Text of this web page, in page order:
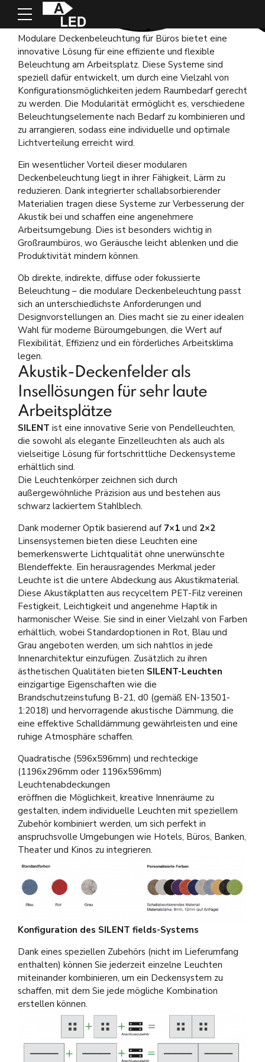
Akustikleuchten
Modulare Deckenbeleuchtung für Büros bietet eine
innovative Lösung für eine effiziente und flexible
Beleuchtung am Arbeitsplatz. Diese Systeme sind
speziell dafür entwickelt, um durch eine Vielzahl von
Konfigurationsmöglichkeiten jedem Raumbedarf gerecht
zu werden. Die Modularität ermöglicht es, verschiedene
Beleuchtungselemente nach Bedarf zu kombinieren und
zu arrangieren, sodass eine individuelle und optimale
Lichtverteilung erreicht wird.
Ein wesentlicher Vorteil dieser modularen
Deckenbeleuchtung liegt in ihrer Fähigkeit, Lärm zu
reduzieren. Dank integrierter schallabsorbierender
Materialien tragen diese Systeme zur Verbesserung der
Akustik bei und schaffen eine angenehmere
Arbeitsumgebung. Dies ist besonders wichtig in
Großraumbüros, wo Geräusche leicht ablenken und die
Produktivität mindern können.
Ob direkte, indirekte, diffuse oder fokussierte
Beleuchtung – die modulare Deckenbeleuchtung passt
sich an unterschiedlichste Anforderungen und
Designvorstellungen an. Dies macht sie zu einer idealen
Wahl für moderne Büroumgebungen, die Wert auf
Flexibilität, Effizienz und ein förderliches Arbeitsklima
legen.
Akustik-Deckenfelder als
Insellösungen für sehr laute
Arbeitsplätze
SILENT ist eine innovative Serie von Pendelleuchten,
die sowohl als elegante Einzelleuchten als auch als
vielseitige Lösung für fortschrittliche Deckensysteme
erhältlich sind.
Die Leuchtenkörper zeichnen sich durch
außergewöhnliche Präzision aus und bestehen aus
schwarz lackiertem Stahlblech.
Dank moderner Optik basierend auf 7×1 und 2×2
Linsensystemen bieten diese Leuchten eine
bemerkenswerte Lichtqualität ohne unerwünschte
Blendeffekte. Ein herausragendes Merkmal jeder
Leuchte ist die untere Abdeckung aus Akustikmaterial.
Diese Akustikplatten aus recyceltem PET-Filz vereinen
Festigkeit, Leichtigkeit und angenehme Haptik in
harmonischer Weise. Sie sind in einer Vielzahl von Farben
erhältlich, wobei Standardoptionen in Rot, Blau und
Grau angeboten werden, um sich nahtlos in jede
Innenarchitektur einzufügen. Zusätzlich zu ihren
ästhetischen Qualitäten bieten SILENT-Leuchten
einzigartige Eigenschaften wie die
Brandschutzeinstufung B-21, d0 (gemäß EN-13501-
1:2018) und hervorragende akustische Dämmung, die
eine effektive Schalldämmung gewährleisten und eine
ruhige Atmosphäre schaffen.
Quadratische (596x596mm) und rechteckige
(1196x296mm oder 1196x596mm)
Leuchtenabdeckungen
eröffnen die Möglichkeit, kreative Innenräume zu
gestalten, indem individuelle Leuchten mit speziellem
Zubehör kombiniert werden, um sich perfekt in
anspruchsvolle Umgebungen wie Hotels, Büros, Banken,
Theater und Kinos zu integrieren.
Konfiguration des SILENT fields-Systems
Dank eines speziellen Zubehörs (nicht im Lieferumfang
enthalten) können Sie jederzeit einzelne Leuchten
miteinander kombinieren, um ein Deckensystem zu
schaffen, mit dem Sie jede mögliche Kombination
erstellen können.